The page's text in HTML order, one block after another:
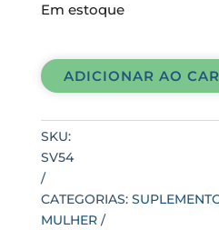
Em estoque
COMPLEX
30
quantidade
ADICIONAR AO
SKU:
SV54
CATEGORIAS:
MULHER